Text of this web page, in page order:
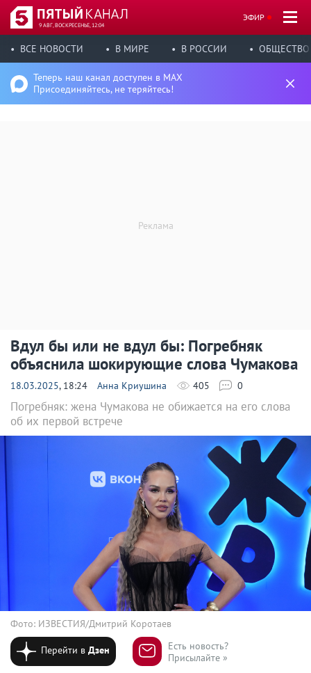
9 АВГ, ВОСКРЕСЕНЬЕ, 12:04
ЭФИР
ВСЕ НОВОСТИ В МИРЕ В РОССИИ ОБЩЕСТВО
Теперь наш канал доступен в MAX
Присоединяйтесь, не теряйтесь!
Вдул бы или не вдул бы: Погребняк
объяснила шокирующие слова Чумакова
18.03.2025, 18:24 Анна Криушина 405 0
Погребняк: жена Чумакова не обижается на его слова
об их первой встрече
Фото: ИЗВЕСТИЯ/Дмитрий Коротаев
Перейти вДзен
Есть новость?
Присылайте »